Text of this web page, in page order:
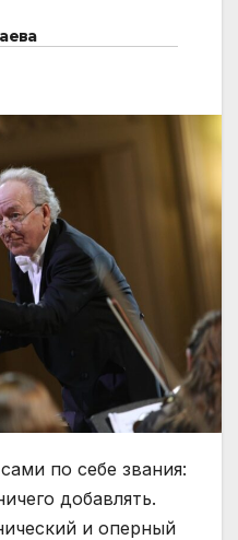
по себе звания:
добавлять.
и оперный